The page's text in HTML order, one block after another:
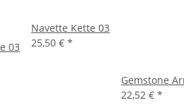
03
Navette Kette 03
25,50 € *
Gemstone
22,52 € *